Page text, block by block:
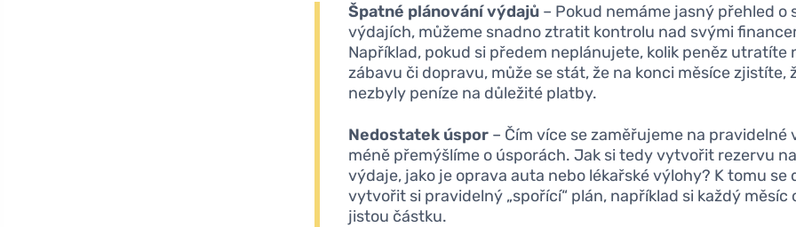
Špatné plánování výdajů – Pokud nemáme jasný přehled o
výdajích, můžeme snadno ztratit kontrolu nad svými
Například, pokud si předem neplánujete, kolik peněz utratíte
zábavu či dopravu, může se stát, že na konci měsíce zjistíte,
nezbyly peníze na důležité platby.
Nedostatek úspor – Čím více se zaměřujeme na pravidelné
méně přemýšlíme o úsporách. Jak si tedy vytvořit rezervu
výdaje, jako je oprava auta nebo lékařské výlohy? K tomu se
vytvořit si pravidelný „spořící“ plán, například si každý měsíc
jistou částku.